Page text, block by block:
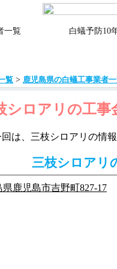
一覧 白蟻予防10
覧 > 鹿児島県の白蟻工事業者
シロアリの工事
は、三枝シロアリの情
三枝シロアリ
県鹿児島市吉野町827-17